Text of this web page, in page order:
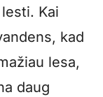
Kai
kad
lesa,
daug